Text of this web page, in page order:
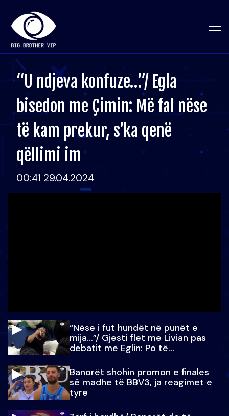
“U ndjeva konfuze…”/ Egla
bisedon me Çimin: Më fal nëse
të kam prekur, s’ka qenë
qëllimi im
00:41 29.04.2024
“Nëse i fut hundët në punët e
mija…”/ Gjesti flet me Livian pas
debatit me Eglin: Po të
Banorët shohin promon e finales
së madhe të BBV3, ja reagimet e
tyre